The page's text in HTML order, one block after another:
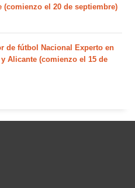
(comienzo el 20 de septiembre)
de fútbol Nacional Experto en
Alicante (comienzo el 15 de